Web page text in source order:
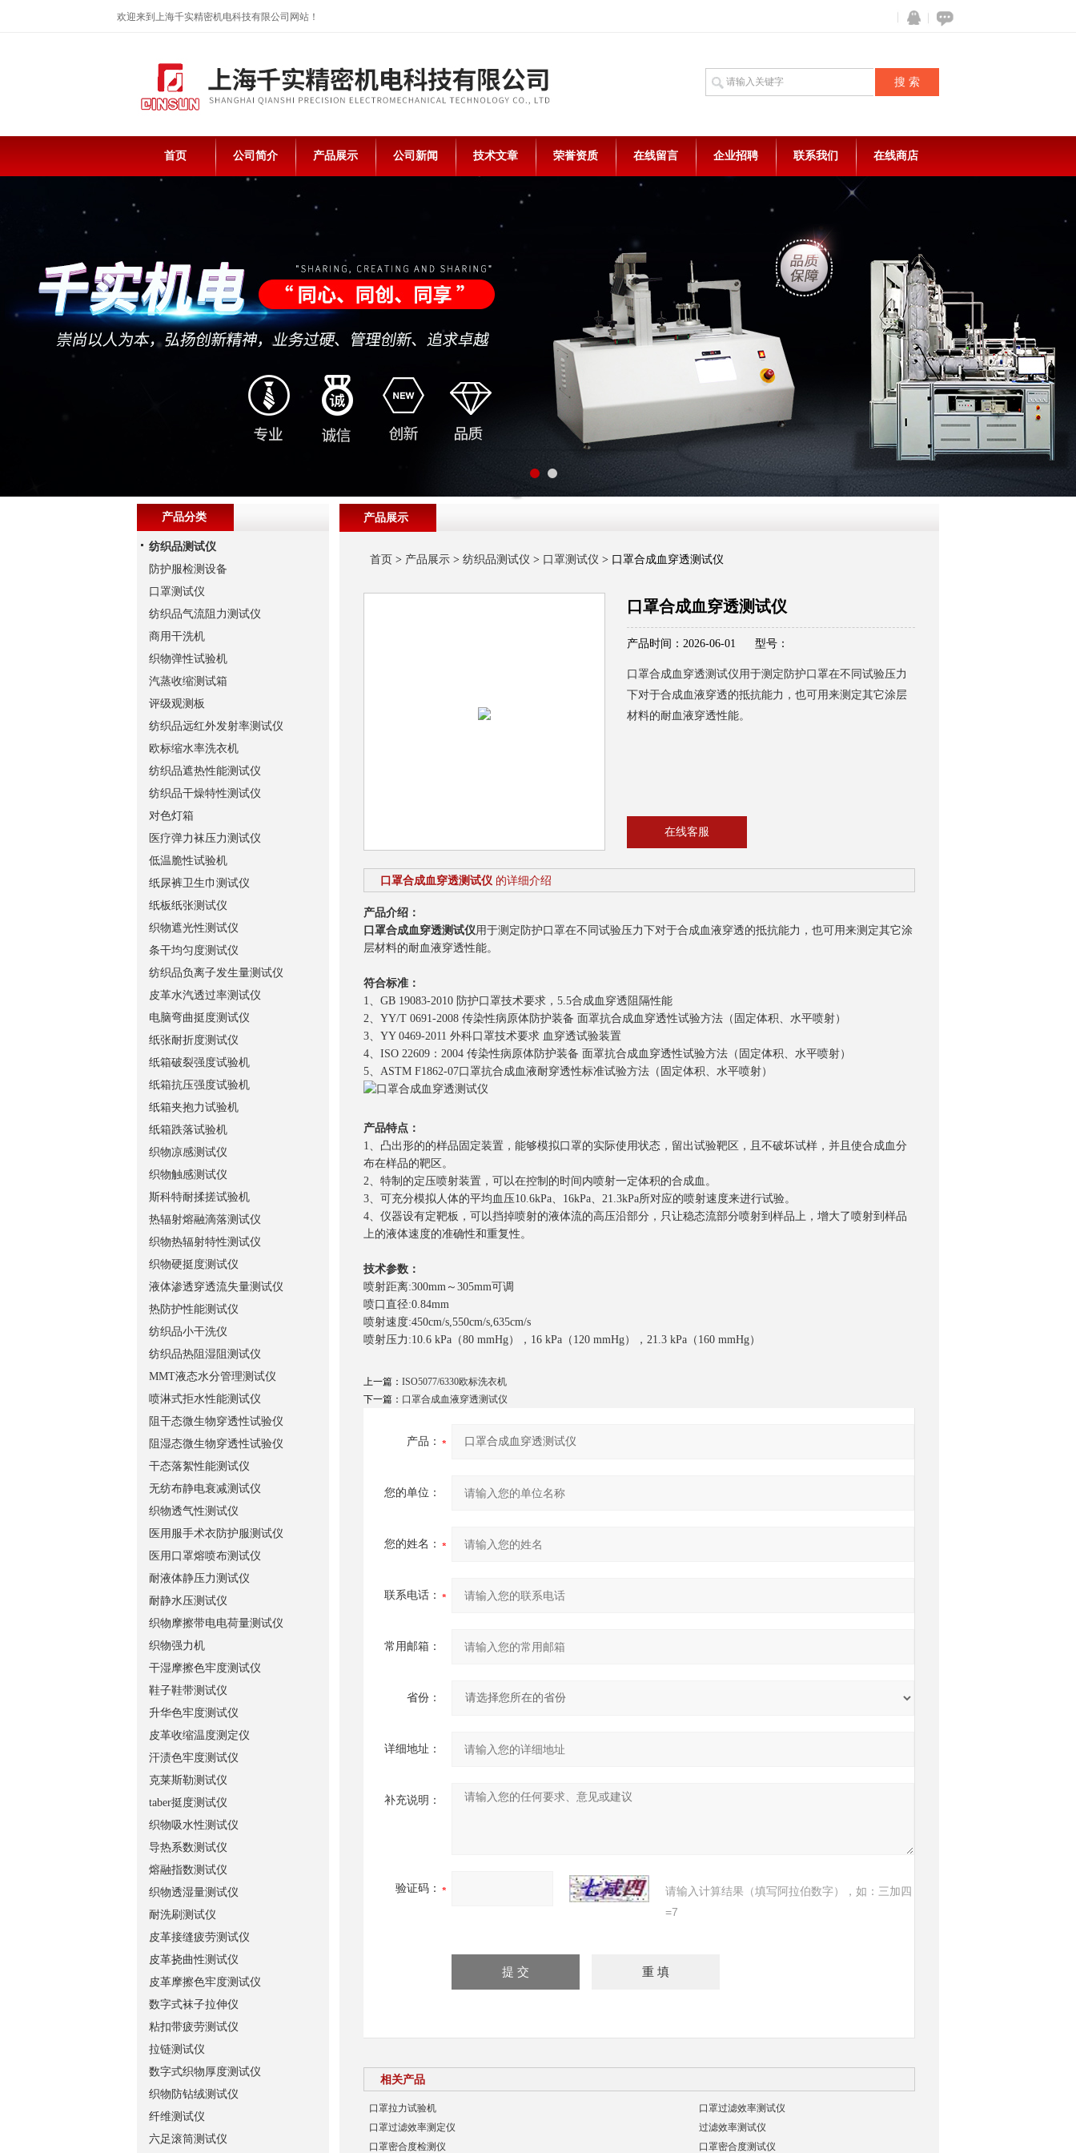
欢迎来到上海千实精密机电科技有限公司网站！
在线咨
首页 公司简介 产品展示 公司新闻 技术文章 荣誉资质 在线留言 企业招聘 联系我们 在线商店
产品展示
首页 > 产品展示> 纺织品测试仪 > 口罩测试仪 > 口罩合成血穿透测试仪
口罩合成血穿透测试仪
产品时间：2026-06-01 型号：
口罩合成血穿透测试仪用于测定防护口罩在不同试验压力
下对于合成血液穿透的抵抗能力，也可用来测定其它涂层
材料的耐血液穿透性能。
在线客服
口罩合成血穿透测试仪 的详细介绍
产品介绍：
口罩合成血穿透测试仪用于测定防护口罩在不同试验压力下对于合成血液穿透的抵抗能力，也可用来测定其它涂
层材料的耐血液穿透性能。
符合标准：
1、GB 19083-2010 防护口罩技术要求，5.5合成血穿透阻隔性能
2、YY/T 0691-2008 传染性病原体防护装备 面罩抗合成血穿透性试验方法（固定体积、水平喷射）
3、YY 0469-2011 外科口罩技术要求 血穿透试验装置
4、ISO 22609：2004 传染性病原体防护装备 面罩抗合成血穿透性试验方法（固定体积、水平喷射）
5、ASTM F1862-07口罩抗合成血液耐穿透性标准试验方法（固定体积、水平喷射）
产品特点：
1、凸出形的的样品固定装置，能够模拟口罩的实际使用状态，留出试验靶区，且不破坏试样，并且使合成血分
布在样品的靶区。
2、特制的定压喷射装置，可以在控制的时间内喷射一定体积的合成血。
3、可充分模拟人体的平均血压10.6kPa、16kPa、21.3kPa所对应的喷射速度来进行试验。
4、仪器设有定靶板，可以挡掉喷射的液体流的高压沿部分，只让稳态流部分喷射到样品上，增大了喷射到样品
上的液体速度的准确性和重复性。
技术参数：
喷射距离:300mm～305mm可调
喷口直径:0.84mm
喷射速度:450cm/s,550cm/s,635cm/s
喷射压力 :10.6 kPa（80 mmHg），16 kPa（120 mmHg），21.3 kPa（160 mmHg）
上一篇： ISO5077/6330欧标洗衣机
下一篇： 口罩合成血液穿透测试仪
产品：
您的单位：
您的姓名：
联系电话：
常用邮箱：
省份：
详细地址：
补充说明：
验证码：
请输入计算结果（填写阿拉伯数字），如：三加四
=7
相关产品
口罩拉力试验机
口罩过滤效率测试仪
口罩过滤效率测定仪
过滤效率测试仪
口罩密合度检测仪
口罩密合度测试仪
产品分类
纺织品测试仪
防护服检测设备
口罩测试仪
纺织品气流阻力测试仪
商用干洗机
织物弹性试验机
汽蒸收缩测试箱
评级观测板
纺织品远红外发射率测试仪
欧标缩水率洗衣机
纺织品遮热性能测试仪
纺织品干燥特性测试仪
对色灯箱
医疗弹力袜压力测试仪
低温脆性试验机
纸尿裤卫生巾测试仪
纸板纸张测试仪
织物遮光性测试仪
条干均匀度测试仪
纺织品负离子发生量测试仪
皮革水汽透过率测试仪
电脑弯曲挺度测试仪
纸张耐折度测试仪
纸箱破裂强度试验机
纸箱抗压强度试验机
纸箱夹抱力试验机
纸箱跌落试验机
织物凉感测试仪
织物触感测试仪
斯科特耐揉搓试验机
热辐射熔融滴落测试仪
织物热辐射特性测试仪
织物硬挺度测试仪
液体渗透穿透流失量测试仪
热防护性能测试仪
纺织品小干洗仪
纺织品热阻湿阻测试仪
MMT液态水分管理测试仪
喷淋式拒水性能测试仪
阻干态微生物穿透性试验仪
阻湿态微生物穿透性试验仪
干态落絮性能测试仪
无纺布静电衰减测试仪
织物透气性测试仪
医用服手术衣防护服测试仪
医用口罩熔喷布测试仪
耐液体静压力测试仪
耐静水压测试仪
织物摩擦带电电荷量测试仪
织物强力机
干湿摩擦色牢度测试仪
鞋子鞋带测试仪
升华色牢度测试仪
皮革收缩温度测定仪
汗渍色牢度测试仪
克莱斯勒测试仪
taber挺度测试仪
织物吸水性测试仪
导热系数测试仪
熔融指数测试仪
织物透湿量测试仪
耐洗刷测试仪
皮革接缝疲劳测试仪
皮革挠曲性测试仪
皮革摩擦色牢度测试仪
数字式袜子拉伸仪
粘扣带疲劳测试仪
拉链测试仪
数字式织物厚度测试仪
织物防钻绒测试仪
纤维测试仪
六足滚筒测试仪